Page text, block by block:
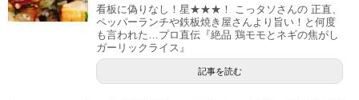
看板に偽りなし！星★★★！ こっタソさんの 正直、
ペッパーランチや鉄板焼き屋さんより旨い！と何度
も言われた…プロ直伝『絶品 鶏モモとネギの焦がし
ガーリックライス』
記事を読む